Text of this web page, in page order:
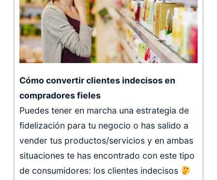
Cómo convertir clientes indecisos en
compradores fieles
Puedes tener en marcha una estrategia de
fidelización para tu negocio o has salido a
vender tus productos/servicios y en ambas
situaciones te has encontrado con este tipo
de consumidores: los clientes indecisos